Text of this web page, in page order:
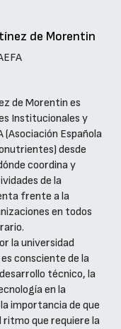
de Morentin
de Morentin es
Institucionales y
(Asociación Española
desde
coordina y
de la
frente a la
en todos
la universidad
consciente de la
técnico, la
en la
importancia de que
ritmo que requiere la